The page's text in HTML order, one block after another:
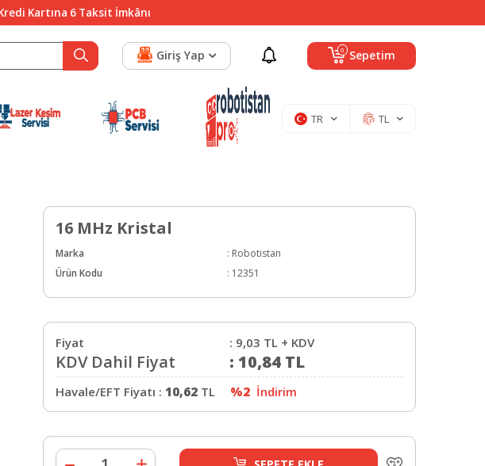
Kartına 6 Taksit İmkânı
0 Sepetim
Giriş Yap
TR TL
16 MHz Kristal
Marka : Robotistan
Ürün Kodu
: 12351
Fiyat : 9,03 TL + KDV
KDV Dahil Fiyat : 10,84 TL
Havale/EFT Fiyatı : 10,62 TL %2 İndirim